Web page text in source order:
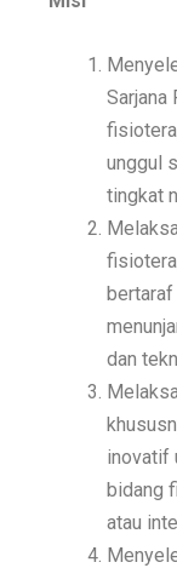
Sarjana
unggul
tingkat
bertaraf
dan
inovatif
bidang
atau